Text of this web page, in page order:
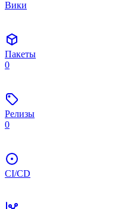
Вики
Пакеты
0
Релизы
0
CI/CD